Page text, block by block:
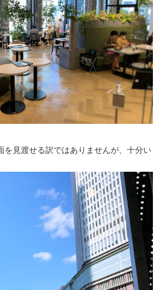
を見渡せる訳ではありませんが、十分い